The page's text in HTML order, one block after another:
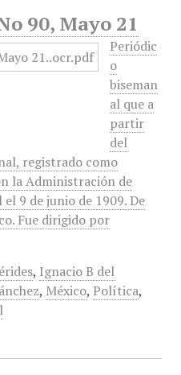
90, Mayo 21
Periódic
o
biseman
al que a
partir
del
registrado como
la Administración de
9 de junio de 1909. De
Fue dirigido por
, Ignacio B del
, México, Política,